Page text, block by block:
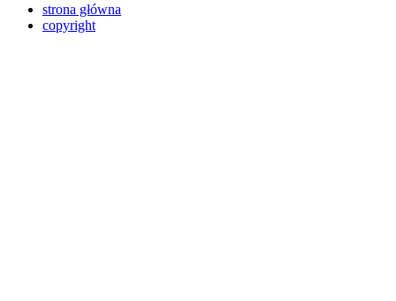
strona główna
copyright